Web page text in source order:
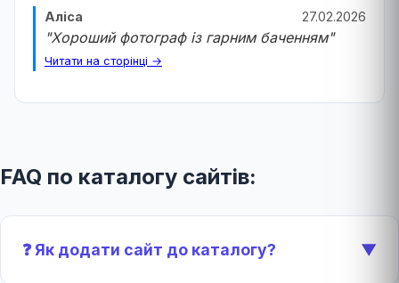
Аліса 27.02.2026
"Хороший фотограф із гарним баченням"
Читати на сторінці →
FAQ по каталогу сайтів:
❓ Як додати сайт до каталогу? ▼